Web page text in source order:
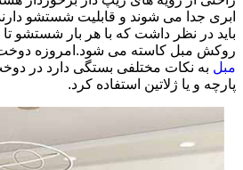
ابری جدا می شوند و قابلیت شستشو
باید در نظر داشت که با هر بار شستشو
روکش مبل کاسته می شود.امروزه
مبل به نکات مختلفی بستگی دارد در
پارچه و یا ژلاتین استفاده کرد.